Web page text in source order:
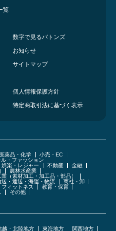
覧
数字で見るバトンズ
お知らせ
サイトマップ
個人情報保護方針
特定商取引法に基づく表示
薬品・化学
小売・EC
ル・ファッション
娯楽・レジャー 不動産
金融
農林水産業
（素材加工・加工品・部品）
送・運送・海運・物流
商社・卸
ィットネス
教育・保育
その他
越・北陸地方 東海地方
関西地方